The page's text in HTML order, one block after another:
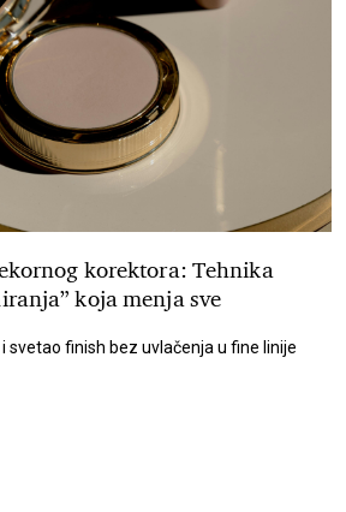
korektora: Tehnika
koja menja sve
svetao finish bez uvlačenja u fine linije